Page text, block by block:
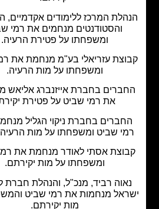
המרכז ללימודים אקדמיים, העובדים
והסטודנטים מנחמים את רמי שביט
ומשפחתו על פטירת הרעיה.
עזריאלי בע"מ מנחמת את רמי שביט
ומשפחתו על מות הרעיה.
בחברת אייזנברג אליאש מנחמים
את רמי שביט על פטירת יקירתו.
בחברת ניקוי הגליל מנחמים את
שביט ומשפחתו על מות הרעיה והאם.
אסתי לאודר מנחמת את רמי שביט
ומשפחתו על מות יקירתם.
רביד, מנכ"ל, והנהלת חברת לוריאל
מנחמות את רמי שביט והמשפחה על
מות יקירתם.